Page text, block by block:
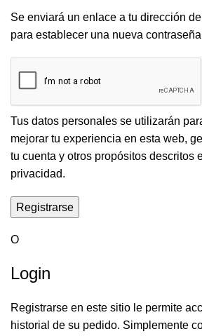
Se enviará un enlace a tu dirección
para establecer una nueva
Tus datos personales se utilizarán
mejorar tu experiencia en esta web,
tu cuenta y otros propósitos descritos
privacidad.
Registrarse
O
Login
Registrarse en este sitio le permite
historial de su pedido. Simplemente